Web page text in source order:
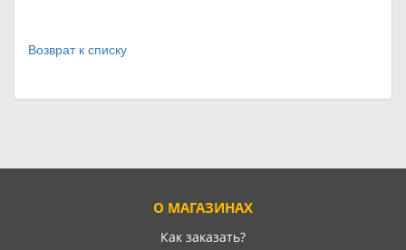
Возврат к списку
О МАГАЗИНАХ
Как заказать?